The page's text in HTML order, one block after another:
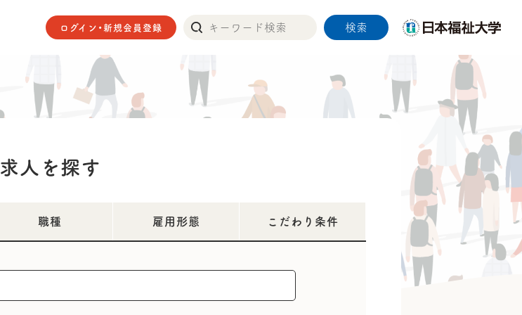
ログイン・新規会員登録
求人を探す
職種 雇用形態 こだわり条件